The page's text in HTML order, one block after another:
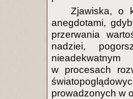
Zjawiska, o
anegdotami,
przerwania
nadziei,
w procesach
prowadzonych w